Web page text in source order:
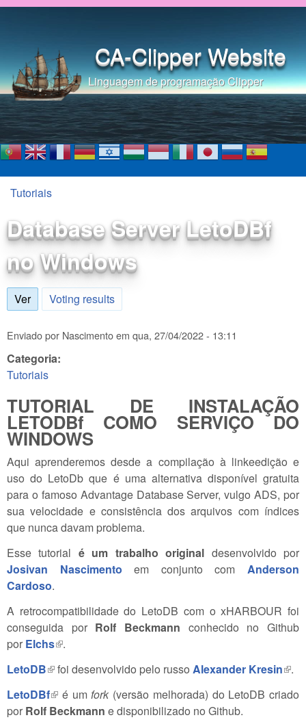
Pular para o conteúdo
CA-Clipper Website
Linguagem de programação Clipper
Você está aqui
Tutoriais
Database Server LetoDBf
no Windows
Ver(aba ativa)
Voting results
Enviado por Nascimentoem qua, 27/04/2022 - 13:11
Categoria:
Tutoriais
TUTORIAL DE INSTALAÇÃO
LETODBf COMO SERVIÇO DO
WINDOWS
Aqui aprenderemos desde a compilação à linkeedição e
uso do LetoDb que é uma alternativa disponível gratuita
para o famoso Advantage Database Server, vulgo ADS, por
sua velocidade e consistência dos arquivos com índices
que nunca davam problema.
Esse tutorial é um trabalho original desenvolvido por
Josivan Nascimento em conjunto comAnderson
Cardoso.
A retrocompatibilidade do LetoDB com o xHARBOUR foi
conseguida por Rolf Beckmann conhecido no Github
por Elchs(link is external)
.
LetoDB(link is external)
foi desenvolvido pelo russo Alexander Kresin
.
LetoDBf(link is external)
é umfork (versão melhorada) do LetoDB criado
por Rolf Beckmann e disponibilizado no Github.